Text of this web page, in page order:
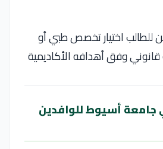
للطالب اختيار تخصص طبي أو
وفق أهدافه الأكاديمية
جامعة أسيوط للوافدين